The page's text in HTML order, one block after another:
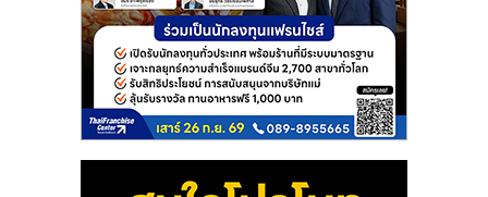
ไชส์
ขาย
หน้า